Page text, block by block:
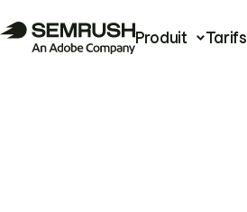
Produit Tarifs